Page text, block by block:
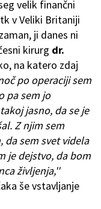
velik finančni
v Veliki Britaniji
ji danes ni
kirurg dr.
na katero zdaj
po operaciji sem
pa sem jo
jasno, da se je
Z njim sem
da sem svet videla
je dejstvo, da bom
življenja,''
še vstavljanje